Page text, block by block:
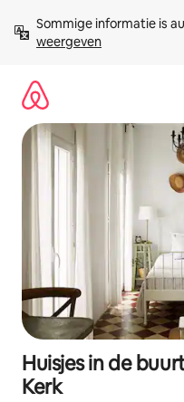
direct
naar
Sommige informatie is
weergeven
Huisjes in de
Kerk